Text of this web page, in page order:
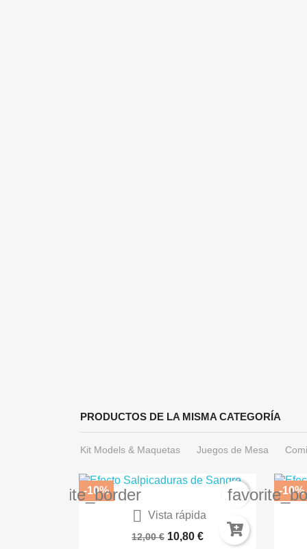
PRODUCTOS DE LA MISMA CATEGORÍA
Kit Models & Maquetas Juegos de Mesa
favorite_border

Vista rápida
Paleta Servocráneo 66-32
12,00 € 10,80 €
-10% -10%